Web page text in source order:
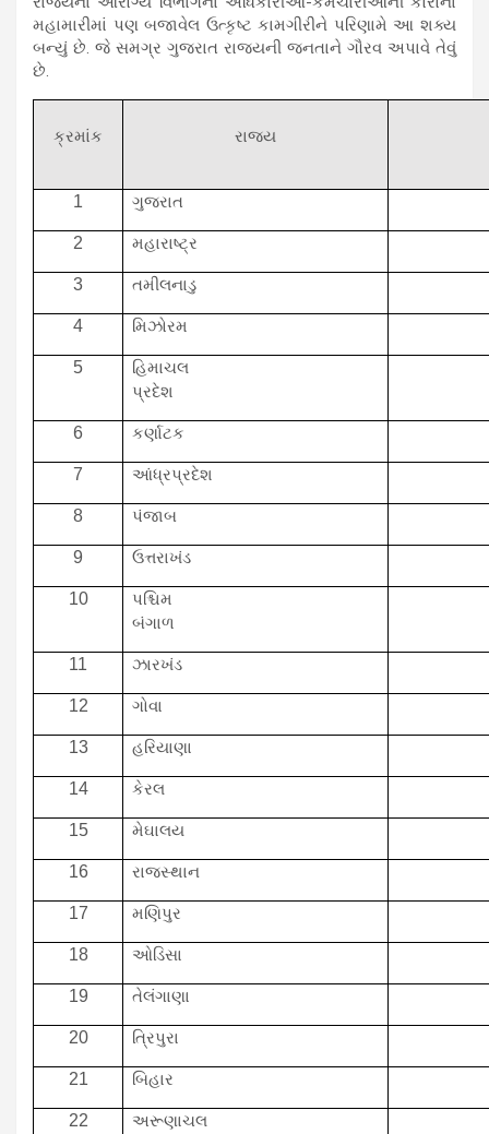
મહામારીમાં પણ બજાવેલ ઉત્કૃષ્ટ કામગીરીને પરિણામે આ શક્ય
બન્યું છે. જે સમગ્ર ગુજરાત રાજ્યની જનતાને ગૌરવ અપાવે તેવું
છે.
ક્રમાંક રાજ્ય
1 ગુજરાત
2 મહારાષ્ટ્ર
3 તમીલનાડુ
4 મિઝોરમ
5
હિમાચલ
પ્રદેશ
6 કર્ણાટક
7 આંધ્રપ્રદેશ
8 પંજાબ
9 ઉત્તરાખંડ
10
પશ્ચિમ
બંગાળ
11 ઝારખંડ
12 ગોવા
13 હરિયાણા
14 કેરલ
15 મેઘાલય
16 રાજસ્થાન
17 મણિપુર
18 ઓડિસા
19 તેલંગાણા
20 ત્રિપુરા
21 બિહાર
22 અરૂણાચલ